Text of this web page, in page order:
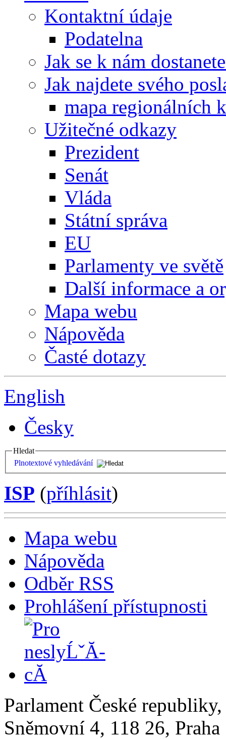
Kontaktní údaje
Podatelna
Jak se k nám
Jak najdete svého
mapa regionálních
Užitečné odkazy
Prezident
Senát
Vláda
Státní správa
EU
Parlamenty ve světě
Další informace a
Mapa webu
Nápověda
Časté dotazy
English
Česky
Hledat
Plnotextové vyhledávání
ISP (příhlásit)
Mapa webu
Nápověda
Odběr RSS
Prohlášení přístupnosti
Parlament České
Sněmovní 4, 118 26,